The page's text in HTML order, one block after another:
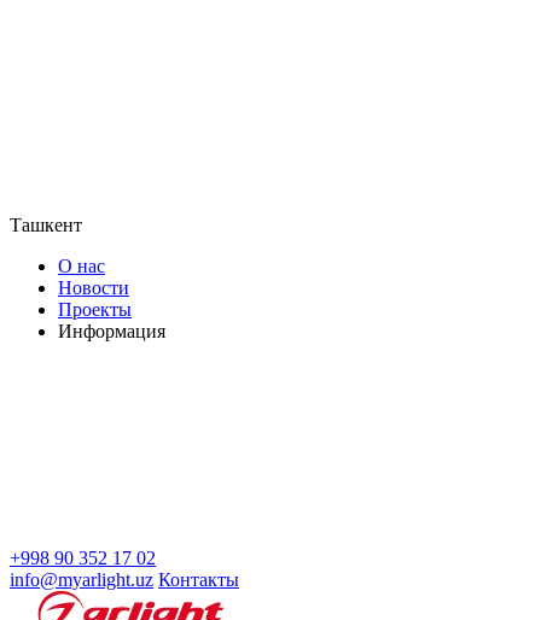
Ташкент
О нас
Новости
Проекты
Информация
+998 90 352 17 02
info@myarlight.uz Контакты